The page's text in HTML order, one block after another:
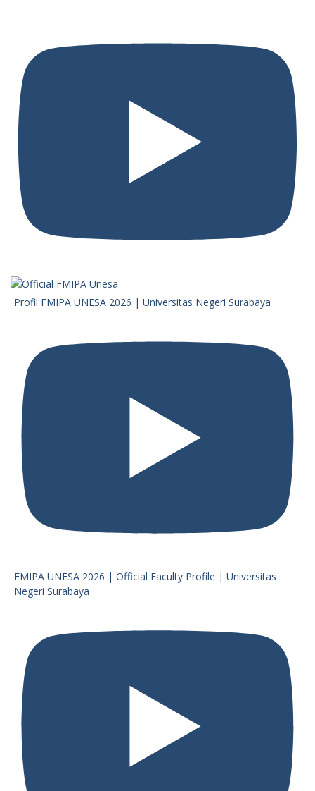
Profil FMIPA UNESA 2026 | Universitas Negeri Surabaya
FMIPA UNESA 2026 | Official Faculty Profile | Universitas
Negeri Surabaya